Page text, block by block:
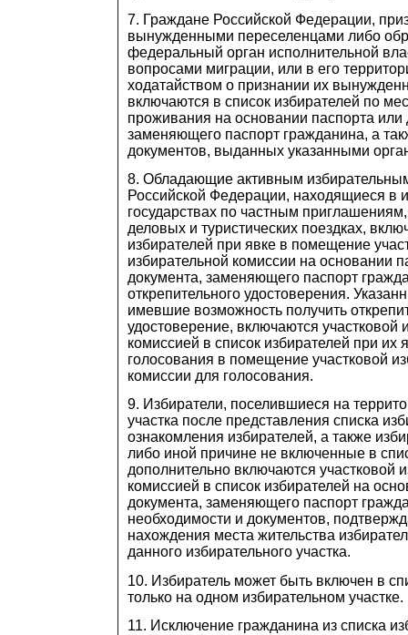
7. Граждане Российской Федерации,
вынужденными переселенцами либо
федеральный орган исполнительной
вопросами миграции, или в его
ходатайством о признании их
включаются в список избирателей по
проживания на основании паспорта или
заменяющего паспорт гражданина, а
документов, выданных указанными
8. Обладающие активным
Российской Федерации, находящиеся в
государствах по частным
деловых и туристических поездках,
избирателей при явке в помещение
избирательной комиссии на основании
документа, заменяющего паспорт
открепительного удостоверения.
имевшие возможность получить
удостоверение, включаются участковой
комиссией в список избирателей при их
голосования в помещение участковой
комиссии для голосования.
9. Избиратели, поселившиеся на
участка после представления списка
ознакомления избирателей, а также
либо иной причине не включенные в
дополнительно включаются участковой
комиссией в список избирателей на
документа, заменяющего паспорт
необходимости и документов,
нахождения места жительства
данного избирательного участка.
10. Избиратель может быть включен в
только на одном избирательном участке.
11. Исключение гражданина из списка